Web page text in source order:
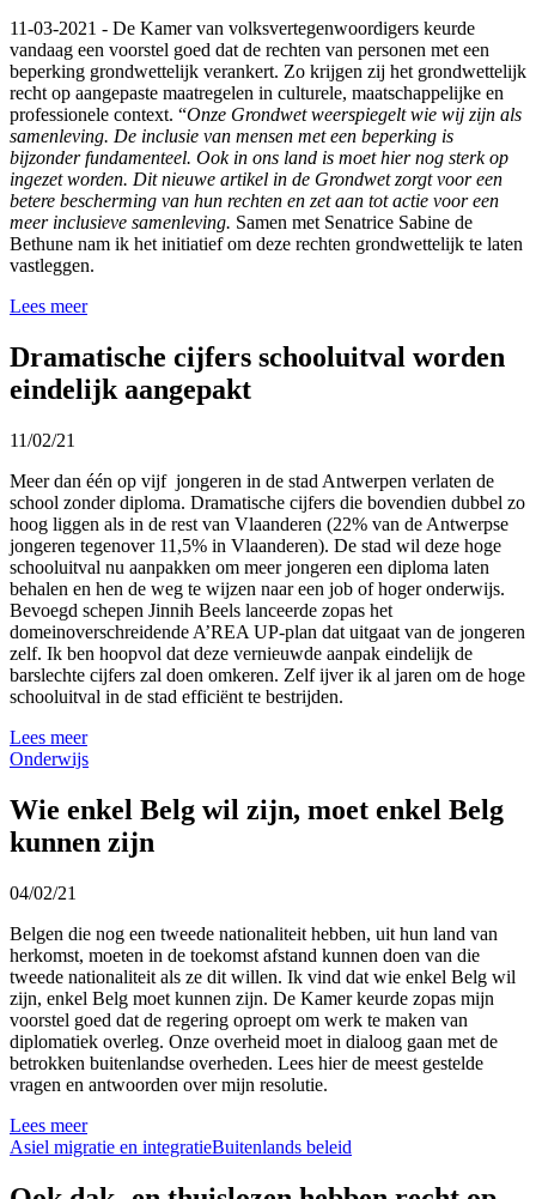
11-03-2021 - De Kamer van volksvertegenwoordigers keurde
vandaag een voorstel goed dat de rechten van personen met een
beperking grondwettelijk verankert. Zo krijgen zij het grondwettelijk
recht op aangepaste maatregelen in culturele, maatschappelijke en
professionele context. “Onze Grondwet weerspiegelt wie wij zijn als
samenleving. De inclusie van mensen met een beperking is
bijzonder fundamenteel. Ook in ons land is moet hier nog sterk op
ingezet worden. Dit nieuwe artikel in de Grondwet zorgt voor een
betere bescherming van hun rechten en zet aan tot actie voor een
meer inclusieve samenleving. Samen met Senatrice Sabine de
Bethune nam ik het initiatief om deze rechten grondwettelijk te laten
vastleggen.
Lees meer
Dramatische cijfers schooluitval worden
eindelijk aangepakt
11/02/21
Meer dan één op vijf jongeren in de stad Antwerpen verlaten de
school zonder diploma. Dramatische cijfers die bovendien dubbel zo
hoog liggen als in de rest van Vlaanderen (22% van de Antwerpse
jongeren tegenover 11,5% in Vlaanderen). De stad wil deze hoge
schooluitval nu aanpakken om meer jongeren een diploma laten
behalen en hen de weg te wijzen naar een job of hoger onderwijs.
Bevoegd schepen Jinnih Beels lanceerde zopas het
domeinoverschreidende A’REA UP-plan dat uitgaat van de jongeren
zelf. Ik ben hoopvol dat deze vernieuwde aanpak eindelijk de
barslechte cijfers zal doen omkeren. Zelf ijver ik al jaren om de hoge
schooluitval in de stad efficiënt te bestrijden.
Lees meer
Onderwijs
Wie enkel Belg wil zijn, moet enkel Belg
kunnen zijn
04/02/21
Belgen die nog een tweede nationaliteit hebben, uit hun land van
herkomst, moeten in de toekomst afstand kunnen doen van die
tweede nationaliteit als ze dit willen. Ik vind dat wie enkel Belg wil
zijn, enkel Belg moet kunnen zijn. De Kamer keurde zopas mijn
voorstel goed dat de regering oproept om werk te maken van
diplomatiek overleg. Onze overheid moet in dialoog gaan met de
betrokken buitenlandse overheden. Lees hier de meest gestelde
vragen en antwoorden over mijn resolutie.
Lees meer
Asiel migratie en integratieBuitenlands beleid